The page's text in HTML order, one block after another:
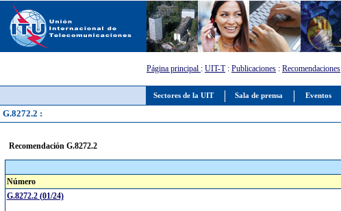
Sectores de la UIT Sala de prensa Eventos
Página principal : UIT-T: Publicaciones : Recomendaciones
G.8272.2 :
Recomendación G.8272.2
Número
G.8272.2 (01/24)